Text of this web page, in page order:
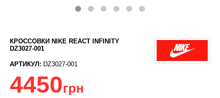
КРОССОВКИ NIKE REACT INFINITY
DZ3027-001
АРТИКУЛ: DZ3027-001
4450грн